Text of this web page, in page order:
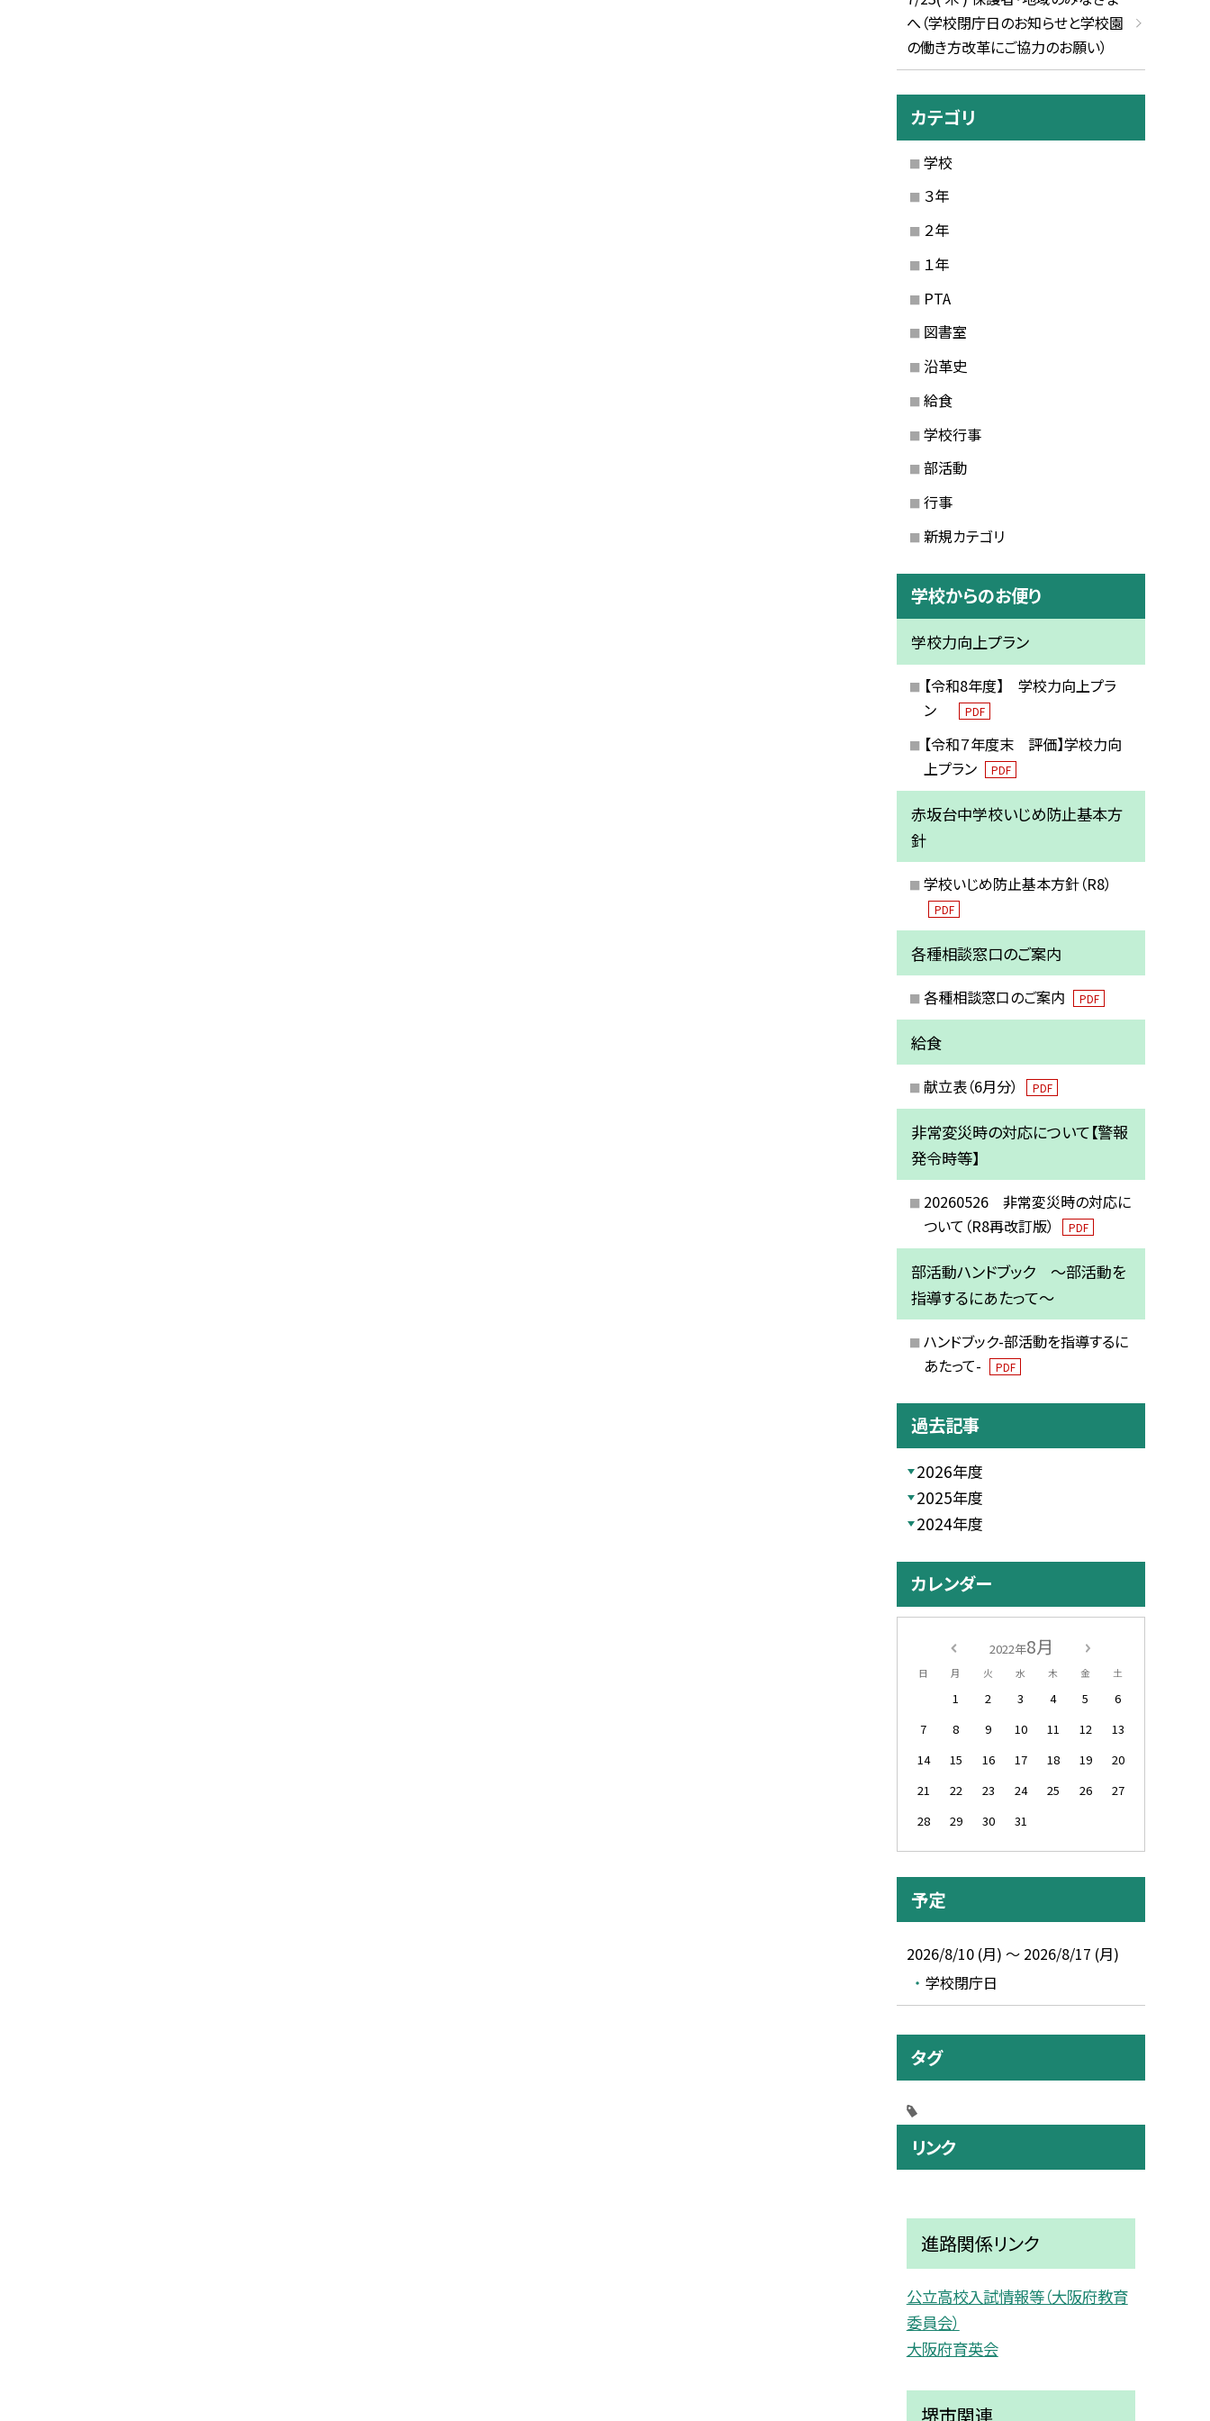
へ（学校閉庁日のお知らせと学校園
の働き方改革にご協力のお願い）
カテゴリ
学校
３年
２年
１年
PTA
図書室
沿革史
給食
学校行事
部活動
行事
新規カテゴリ
学校からのお便り
学校力向上プラン
【令和8年度】 学校力向上プラ
ン
PDF
【令和７年度末 評価】学校力向
上プラン
PDF
赤坂台中学校いじめ防止基本方
針
学校いじめ防止基本方針（R8）
PDF
各種相談窓口のご案内
各種相談窓口のご案内 PDF
給食
献立表（6月分） PDF
非常変災時の対応について【警報
発令時等】
20260526 非常変災時の対応に
ついて（R8再改訂版）
PDF
部活動ハンドブック ～部活動を
指導するにあたって～
ハンドブック-部活動を指導するに
あたって-
PDF
過去記事
2026年度
2025年度
2024年度
カレンダー
2022年8月
日 月 火 水 木 金 土
1 2 3 4 5
6
7
8 9 10 11 12
13
14
15 16 17 18 19
20
21
22 23 24 25 26
27
28
29 30 31
予定
2026/8/10 (月) ～ 2026/8/17 (月)
学校閉庁日
タグ
リンク
進路関係リンク
公立高校入試情報等（大阪府教育
委員会）
大阪府育英会
堺市関連